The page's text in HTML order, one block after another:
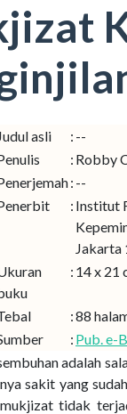
asli : --
: Robby
: --
: Institut
Jakarta
: 14 x 21
:88
: Pub. e-
adalah
sakit yang
tidak